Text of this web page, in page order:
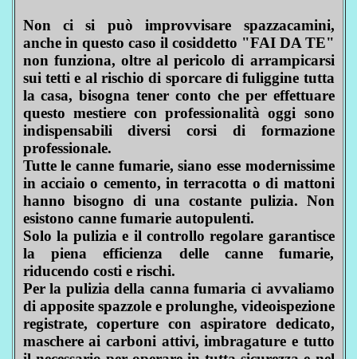
Non ci si può improvvisare spazzacamini,
anche in questo caso il cosiddetto "FAI DA TE"
non funziona, oltre al pericolo di arrampicarsi
sui tetti e al rischio di sporcare di fuliggine tutta
la casa, bisogna tener conto che per effettuare
questo mestiere con professionalità oggi sono
indispensabili diversi corsi di formazione
professionale.
Tutte le canne fumarie, siano esse modernissime
in acciaio o cemento, in terracotta o di mattoni
hanno bisogno di una costante pulizia. Non
esistono canne fumarie autopulenti.
Solo la pulizia e il controllo regolare garantisce
la piena efficienza delle canne fumarie,
riducendo costi e rischi.
Per la pulizia della canna fumaria ci avvaliamo
di apposite spazzole e prolunghe, videoispezione
registrate, coperture con aspiratore dedicato,
maschere ai carboni attivi, imbragature e tutto